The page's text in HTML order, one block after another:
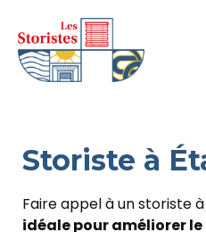
Storiste à
Faire appel à un storiste
idéale pour améliorer